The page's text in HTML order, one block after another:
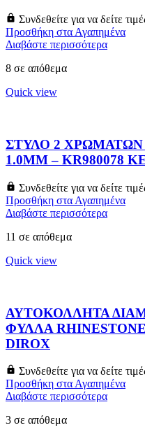
Συνδεθείτε για να δείτε
Προσθήκη στα Αγαπημένα
Διαβάστε περισσότερα
8 σε απόθεμα
Quick view
ΣΤΥΛΟ 2 ΧΡΩΜΑΤΩΝ
1.0MM – KR980078
Συνδεθείτε για να δείτε
Προσθήκη στα Αγαπημένα
Διαβάστε περισσότερα
11 σε απόθεμα
Quick view
ΑΥΤΟΚΟΛΛΗΤΑ
ΦΥΛΛΑ
DIROX
Συνδεθείτε για να δείτε
Προσθήκη στα Αγαπημένα
Διαβάστε περισσότερα
3 σε απόθεμα